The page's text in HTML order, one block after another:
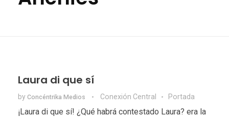
Laura di que sí
by Concéntrika Medios Conexión Central Portada
¡Laura di que sí! ¿Qué habrá contestado Laura? era la